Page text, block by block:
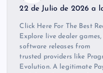
22 de Julio de 2026 a
Click Here For The Best
Explore live dealer
software releases from
trusted providers like
Evolution. A legitimate